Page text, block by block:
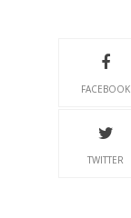
FACEBOOK
TWITTER